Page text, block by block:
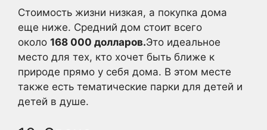
Стоимость жизни низкая, а покупка дома
еще ниже. Средний дом стоит всего
около 168 000 долларов.Это идеальное
место для тех, кто хочет быть ближе к
природе прямо у себя дома. В этом месте
также есть тематические парки для детей и
детей в душе.